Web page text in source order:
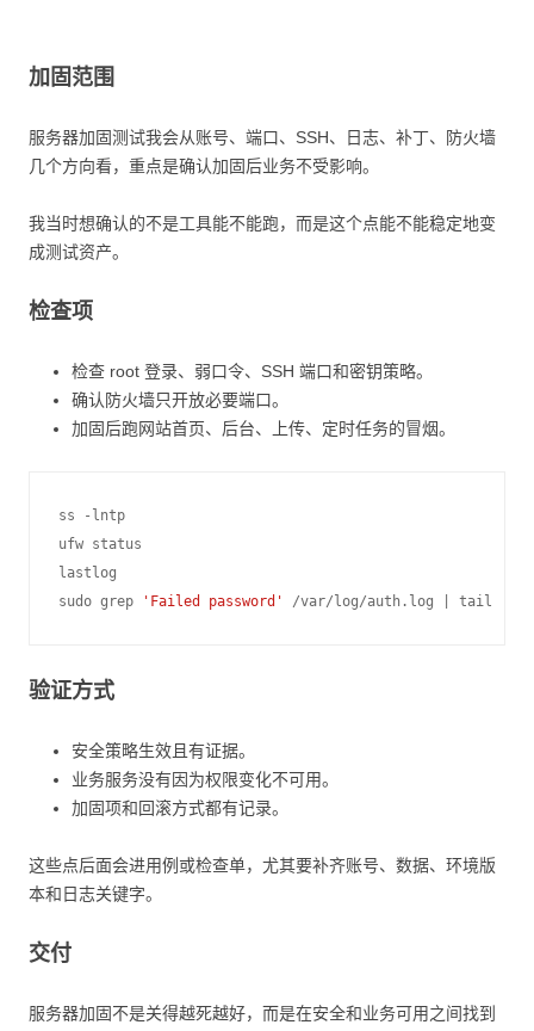
加固范围
服务器加固测试我会从账号、端口、SSH、日志、补丁、防火墙
几个方向看，重点是确认加固后业务不受影响。
我当时想确认的不是工具能不能跑，而是这个点能不能稳定地变
成测试资产。
检查项
检查 root 登录、弱口令、SSH 端口和密钥策略。
确认防火墙只开放必要端口。
加固后跑网站首页、后台、上传、定时任务的冒烟。
ss
-lntp
ufw status
lastlog
sudo grep 'Failed password' /var/log/auth.log
验证方式
安全策略生效且有证据。
业务服务没有因为权限变化不可用。
加固项和回滚方式都有记录。
这些点后面会进用例或检查单，尤其要补齐账号、数据、环境版
本和日志关键字。
交付
服务器加固不是关得越死越好，而是在安全和业务可用之间找到